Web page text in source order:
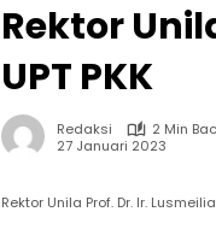
Rektor
UPT PKK
Redaksi
2 Min
27 Januari 2023
Rektor Unila Prof. Dr. Ir. Lusmeilia